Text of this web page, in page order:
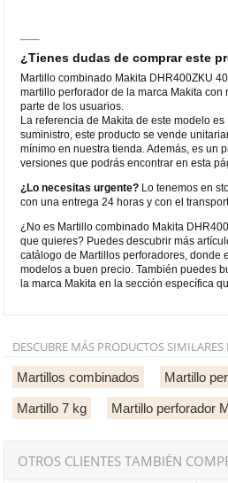
¿Tienes dudas de comprar este
Martillo combinado Makita DHR400ZKU
martillo perforador de la marca Makita con
parte de los usuarios.
La referencia de Makita de este modelo
suministro, este producto se vende
mínimo en nuestra tienda. Además, es un
versiones que podrás encontrar en esta
¿Lo necesitas urgente? Lo tenemos en
con una entrega 24 horas y con el
¿No es Martillo combinado Makita
que quieres? Puedes descubrir más
catálogo de Martillos perforadores, donde
modelos a buen precio. También puedes
la marca Makita en la sección específica
DESCUBRE MÁS PRODUCTOS SIMILARES
Martillos combinados Martillo
Martillo 7 kg Martillo perforador
OTROS CLIENTES TAMBIÉN